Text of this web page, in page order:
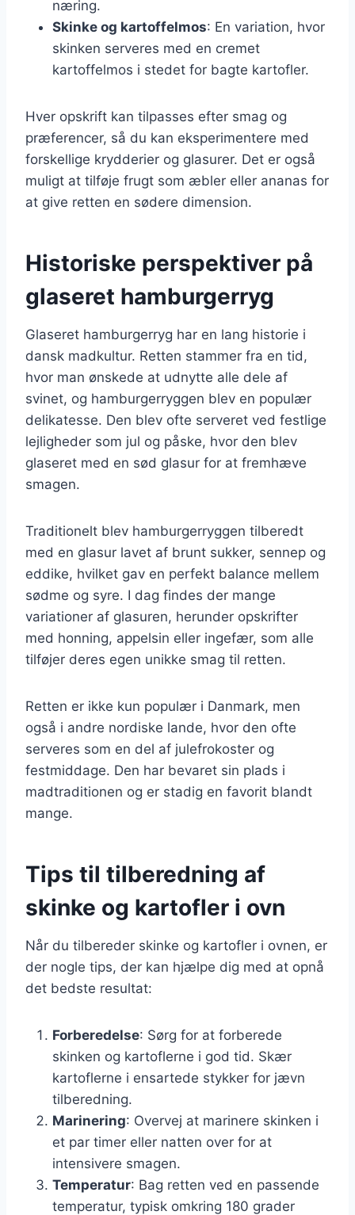
næring.
Skinke og kartoffelmos: En variation, hvor
skinken serveres med en cremet
kartoffelmos i stedet for bagte kartofler.
Hver opskrift kan tilpasses efter smag og
præferencer, så du kan eksperimentere med
forskellige krydderier og glasurer. Det er også
muligt at tilføje frugt som æbler eller ananas for
at give retten en sødere dimension.
Historiske perspektiver på
glaseret hamburgerryg
Glaseret hamburgerryg har en lang historie i
dansk madkultur. Retten stammer fra en tid,
hvor man ønskede at udnytte alle dele af
svinet, og hamburgerryggen blev en populær
delikatesse. Den blev ofte serveret ved festlige
lejligheder som jul og påske, hvor den blev
glaseret med en sød glasur for at fremhæve
smagen.
Traditionelt blev hamburgerryggen tilberedt
med en glasur lavet af brunt sukker, sennep og
eddike, hvilket gav en perfekt balance mellem
sødme og syre. I dag findes der mange
variationer af glasuren, herunder opskrifter
med honning, appelsin eller ingefær, som alle
tilføjer deres egen unikke smag til retten.
Retten er ikke kun populær i Danmark, men
også i andre nordiske lande, hvor den ofte
serveres som en del af julefrokoster og
festmiddage. Den har bevaret sin plads i
madtraditionen og er stadig en favorit blandt
mange.
Tips til tilberedning af
skinke og kartofler i ovn
Når du tilbereder skinke og kartofler i ovnen, er
der nogle tips, der kan hjælpe dig med at opnå
det bedste resultat:
Forberedelse: Sørg for at forberede
skinken og kartoflerne i god tid. Skær
kartoflerne i ensartede stykker for jævn
tilberedning.
Marinering: Overvej at marinere skinken i
et par timer eller natten over for at
intensivere smagen.
Temperatur: Bag retten ved en passende
temperatur, typisk omkring 180 grader